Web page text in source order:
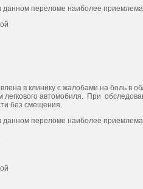
данном переломе наиболее
в клинику с жалобами на боль в
легкового автомобиля. При
без смещения.
данном переломе наиболее